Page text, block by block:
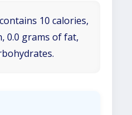
10 calories,
0.0 grams of fat,